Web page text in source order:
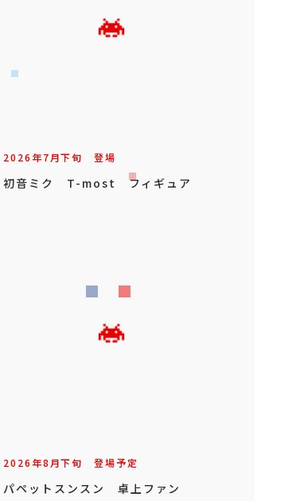
2026年7月下旬 登場
初音ミク T-most フィギュア
2026年8月下旬 登場予定
パペットスンスン 卓上ファン